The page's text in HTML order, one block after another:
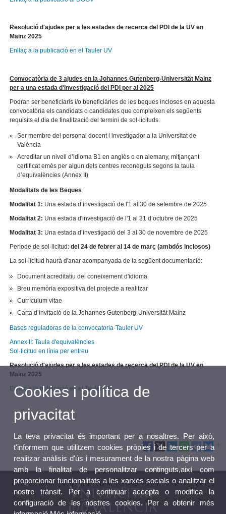
Resolució d'ajudes per a les estades de recerca del PDI de la UV en
Mainz 2025
Enllaç a la publicació en el Tauler UV
Convocatòria de 3 ajudes en la Johannes Gutenberg-Universität Mainz
per a una estada d'investigació del PDI per al 2025
Podran ser beneficiaris i/o beneficiàries de les beques incloses en aquesta
convocatòria els candidats o candidates que compleixen els següents
requisits el dia de finalització del termini de sol·licituds:
Ser membre del personal docent i investigador a la Universitat de
València
Acreditar un nivell d’idioma B1 en anglès o en alemany, mitjançant
certificat emès per algun dels centres reconeguts segons la taula
d’equivalències (Annex II)
Modalitats de les Beques
Modalitat 1: Una estada d’investigació de l'1 al 30 de setembre de 2025
Modalitat 2: Una estada d'investigació de l'1 al 31 d’octubre de 2025
Modalitat 3: Una estada d’investigació del 3 al 30 de novembre de 2025
Període de sol·licitud:del 24 de febrer al 14 de març (ambdós inclosos)
La sol·licitud haurà d'anar acompanyada de la següent documentació:
Document acreditatiu del coneixement d'idioma
Breu memòria expositiva del projecte a realitzar
Currículum vitae
Carta d’invitació de la Johannes Gutenberg-Universität Mainz
Bases reguladoras de la convocatoria-Tauler UV
Annex II: Taula d'equivalències
Sol·licitud en línia per entreu
Resolució d'ajudes per a les estades de recerca del PDI de la UV en
Mainz 2025
Enllaç a la publicació en el Tauler UV
Cookies i política de
privacitat
La teva privacitat és important per a nosaltres. Per això,
t'informem que utilitzem cookies pròpies i de tercers per a
realitzar anàlisis d'ús i mesurament de la nostra pàgina web
amb la finalitat de personalitzar continguts,així com
proporcionar funcionalitats a les xarxes socials o analitzar el
nostre trànsit. Per a continuar accepta o modifica la
configuració de les nostres cookies. Per a obtenir més